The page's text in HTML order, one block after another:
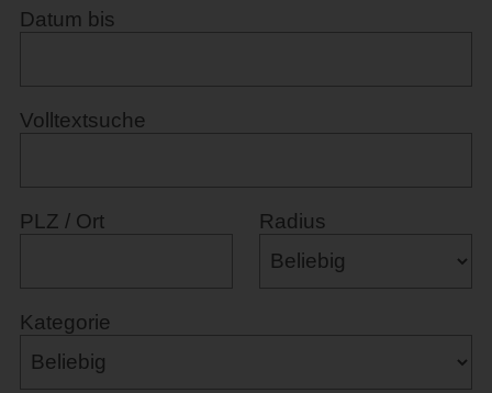
Datum bis
Volltextsuche
PLZ / Ort Radius
Kategorie